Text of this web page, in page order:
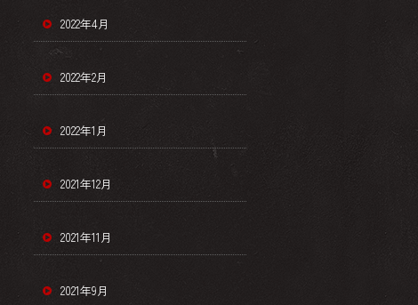
2022年4月
2022年2月
2022年1月
2021年12月
2021年11月
2021年9月